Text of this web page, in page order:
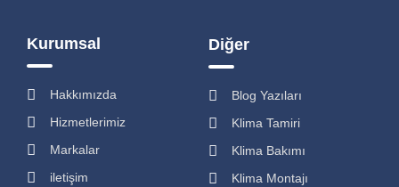
Kurumsal
Hakkımızda
Hizmetlerimiz
Markalar
iletişim
Diğer
Blog Yazıları
Klima Tamiri
Klima Bakımı
Klima Montajı